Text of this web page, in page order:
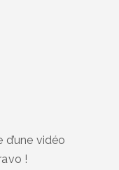
vidéo
!